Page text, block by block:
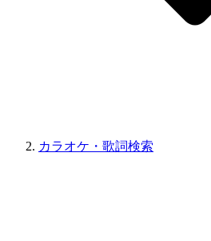
カラオケ・歌詞検索